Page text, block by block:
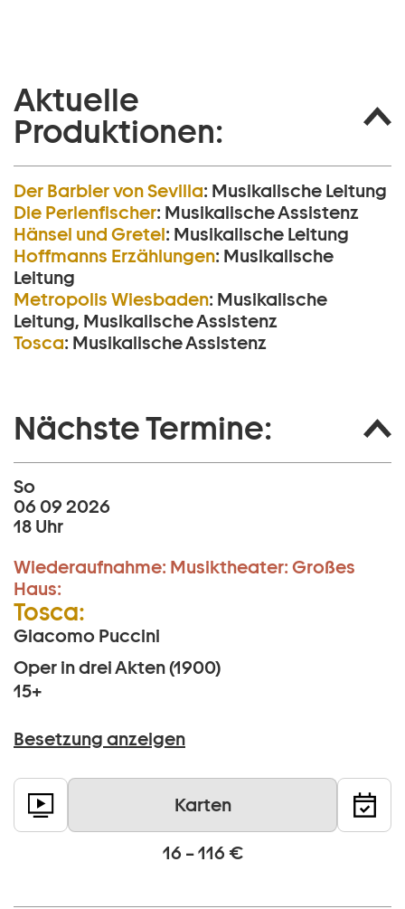
Aktuelle
Produktionen:
Der Barbier von Sevilla: Musikalische Leitung
Die Perlen­fischer: Musikalische Assistenz
Hänsel und Gretel: Musikalische Leitung
Hoffmanns Erzählungen: Musikalische
Leitung
Metropolis Wiesbaden: Musikalische
Leitung, Musikalische Assistenz
Tosca: Musikalische Assistenz
Nächste Termine:
So
06 09 2026
18 Uhr
Wiederaufnahme: Musiktheater: Großes
Haus:
Tosca:
Giacomo Puccini
Oper in drei Akten (1900)
15+
Besetzung anzeigen
Karten
16 – 116 €